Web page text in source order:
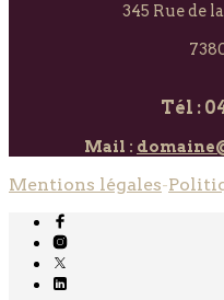
345 Rue de
Tél :
Mail :
Mentions légales-